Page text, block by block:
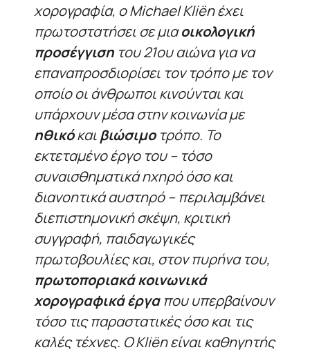
χορογραφία, ο Michael Kliën έχει
πρωτοστατήσει σε μιαοικολογική
προσέγγιση του 21ου αιώνα για να
επαναπροσδιορίσει τον τρόπο με τον
οποίο οι άνθρωποι κινούνται και
υπάρχουν μέσα στην κοινωνία με
ηθικόκαιβιώσιμο τρόπο. Το
εκτεταμένο έργο του – τόσο
συναισθηματικά ηχηρό όσο και
διανοητικά αυστηρό – περιλαμβάνει
διεπιστημονική σκέψη, κριτική
συγγραφή, παιδαγωγικές
πρωτοβουλίες και, στον πυρήνα του,
πρωτοποριακά κοινωνικά
χορογραφικά έργαπου υπερβαίνουν
τόσο τις παραστατικές όσο και τις
καλές τέχνες. Ο Kliën είναι καθηγητής